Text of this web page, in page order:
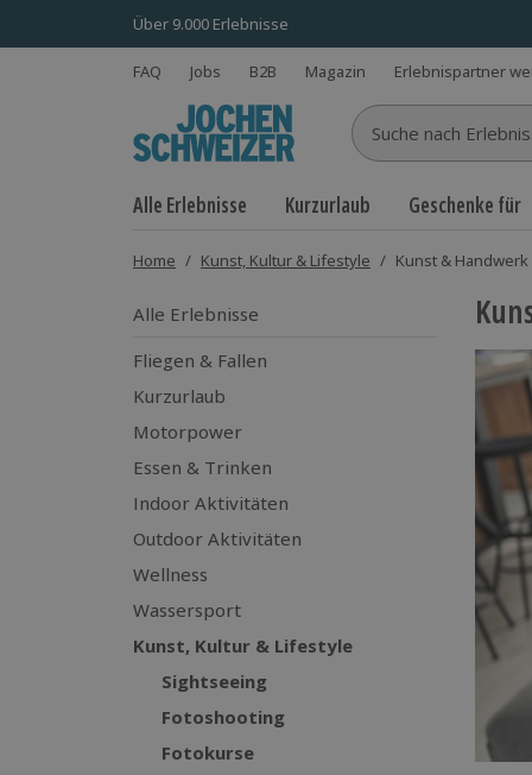
Über 9.000 Erlebnisse
FAQ Jobs B2B Magazin Erlebnispartner
Suche nach
Alle Erlebnisse Kurzurlaub Geschenke für
Home / Kunst, Kultur & Lifestyle / Kunst &
Alle Erlebnisse
Fliegen & Fallen
Kurzurlaub
Motorpower
Essen & Trinken
Indoor Aktivitäten
Outdoor Aktivitäten
Wellness
Wassersport
Kunst, Kultur & Lifestyle
Sightseeing
Fotoshooting
Fotokurse